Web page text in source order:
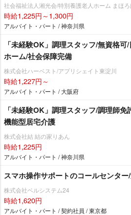
社会福祉法人湘光会/特別養護老人ホーム まほ
時給1,225円～1,300円
アルバイト・パート / 神奈川県
「未経験OK」調理スタッフ/無資格
ホーム/社会保障完備
株式会社ハーベスト/アプリシェイト東淀川
時給1,227円～
アルバイト・パート / 大阪府
「未経験OK」調理スタッフ/調理師
機能型居宅介護
株式会社結 結の家りあん
時給1,225円
アルバイト・パート / 神奈川県
スマホ操作サポートのコールセンタ
株式会社ベルシステム24
時給1,620円
アルバイト・パート / 契約社員 / 東京都